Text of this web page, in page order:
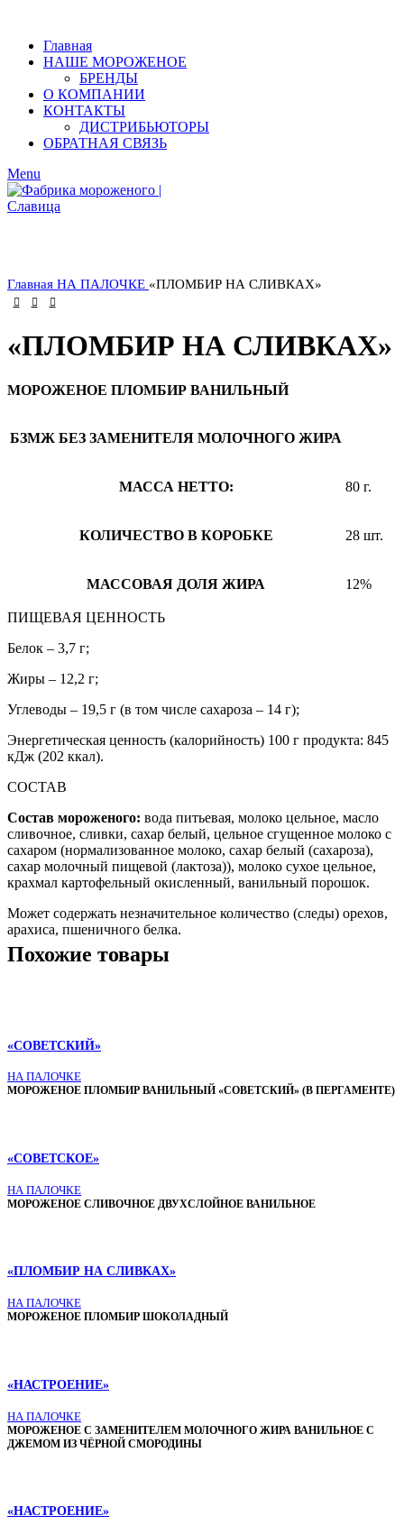
Главная
НАШЕ МОРОЖЕНОЕ
БРЕНДЫ
О КОМПАНИИ
КОНТАКТЫ
ДИСТРИБЬЮТОРЫ
ОБРАТНАЯ СВЯЗЬ
Menu
Главная НА ПАЛОЧКЕ «ПЛОМБИР НА СЛИВКАХ»
«ПЛОМБИР НА СЛИВКАХ»
МОРОЖЕНОЕ ПЛОМБИР ВАНИЛЬНЫЙ
БЗМЖ БЕЗ ЗАМЕНИТЕЛЯ МОЛОЧНОГО ЖИРА
МАССА НЕТТО: 80 г.
КОЛИЧЕСТВО В КОРОБКЕ 28 шт.
МАССОВАЯ ДОЛЯ ЖИРА 12%
ПИЩЕВАЯ ЦЕННОСТЬ
Белок – 3,7 г;
Жиры – 12,2 г;
Углеводы – 19,5 г (в том числе сахароза – 14 г);
Энергетическая ценность (калорийность) 100 г продукта: 845
кДж (202 ккал).
СОСТАВ
Состав мороженого: вода питьевая, молоко цельное, масло
сливочное, сливки, сахар белый, цельное сгущенное молоко с
сахаром (нормализованное молоко, сахар белый (сахароза),
сахар молочный пищевой (лактоза)), молоко сухое цельное,
крахмал картофельный окисленный, ванильный порошок.
Может содержать незначительное количество (следы) орехов,
арахиса, пшеничного белка.
Похожие товары
«СОВЕТСКИЙ»
НА ПАЛОЧКЕ
МОРОЖЕНОЕ ПЛОМБИР ВАНИЛЬНЫЙ «СОВЕТСКИЙ» (В ПЕРГАМЕНТЕ)
«СОВЕТСКОЕ»
НА ПАЛОЧКЕ
МОРОЖЕНОЕ СЛИВОЧНОЕ ДВУХСЛОЙНОЕ ВАНИЛЬНОЕ
«ПЛОМБИР НА СЛИВКАХ»
НА ПАЛОЧКЕ
МОРОЖЕНОЕ ПЛОМБИР ШОКОЛАДНЫЙ
«НАСТРОЕНИЕ»
НА ПАЛОЧКЕ
МОРОЖЕНОЕ С ЗАМЕНИТЕЛЕМ МОЛОЧНОГО ЖИРА ВАНИЛЬНОЕ С
ДЖЕМОМ ИЗ ЧЁРНОЙ СМОРОДИНЫ
«НАСТРОЕНИЕ»